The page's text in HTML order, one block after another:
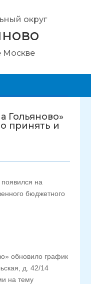
округ
Москве
Гольяново»
принять и
на
бюджетного
обновило график
д. 42/14
на тему